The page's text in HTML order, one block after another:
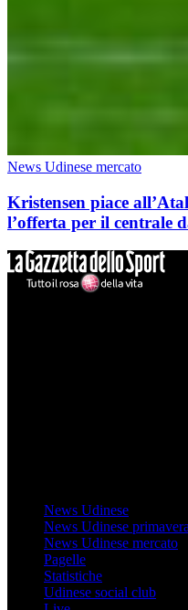
News Udinese mercato
Kristensen piace
l’offerta per il centrale
News Udinese
News Udinese primavera
News Udinese mercato
Pagelle
Statistiche
Udinese social club